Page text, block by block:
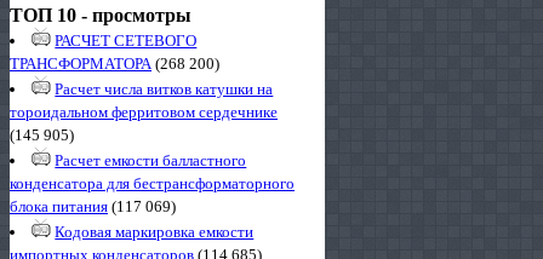
ТОП 10 - просмотры
РАСЧЕТ СЕТЕВОГО
ТРАНСФОРМАТОРА(268 200)
Расчет числа витков катушки на
тороидальном ферритовом сердечнике
(145 905)
Расчет емкости балластного
конденсатора для бестрансформаторного
блока питания (117 069)
Кодовая маркировка емкости
импортных конденсаторов (114 685)